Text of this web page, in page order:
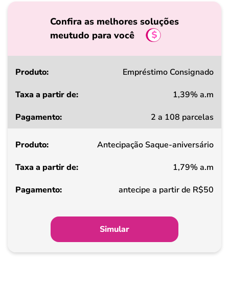
Confira as melhores soluções
meutudo para você
Produto
a
de
Pagamento
Empréstimo Consignado
1,39% a.m
2 a 108 parcelas
Antecipação Saque-aniversário
1,79% a.m
antecipe a partir de R$50
Simular